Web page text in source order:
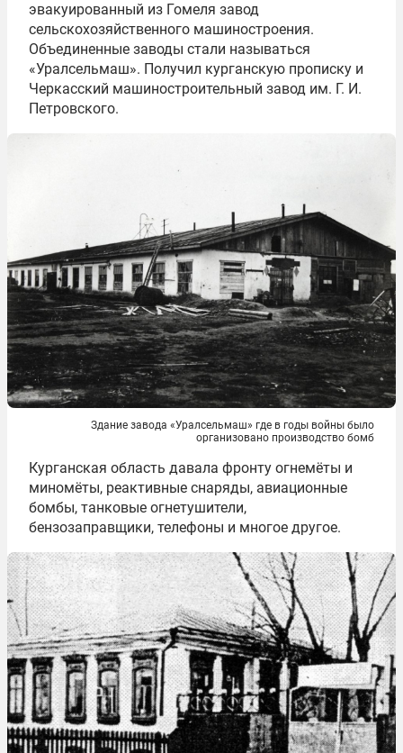
эвакуированный из Гомеля завод
сельскохозяйственного машиностроения.
Объединенные заводы стали называться
«Уралсельмаш». Получил курганскую прописку и
Черкасский машиностроительный завод им. Г. И.
Петровского.
Здание завода «Уралсельмаш» где в годы войны было
организовано производство бомб
Курганская область давала фронту огнемёты и
миномёты, реактивные снаряды, авиационные
бомбы, танковые огнетушители,
бензозаправщики, телефоны и многое другое.